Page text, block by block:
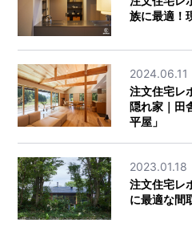
族に最適！
2024.06.11
注文住宅レ
隠れ家｜田
平屋」
2023.01.18
注文住宅レ
に最適な間